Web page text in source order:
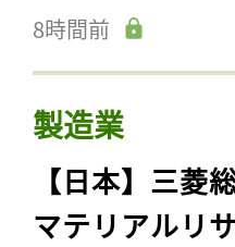
8時間前
製造業
【日本】三菱
マテリアルリ